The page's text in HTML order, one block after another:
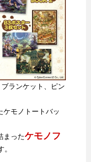
ブランケット、ピン
ケモノトートバッ
まったケモノフ